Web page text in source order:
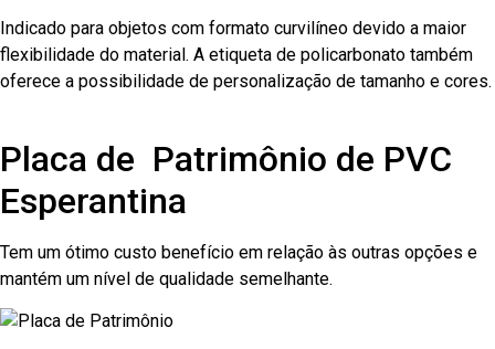
Indicado para objetos com formato curvilíneo devido a maior
flexibilidade do material. A etiqueta de policarbonato também
oferece a possibilidade de personalização de tamanho e cores.
Placa de Patrimônio de PVC
Esperantina
Tem um ótimo custo benefício em relação às outras opções e
mantém um nível de qualidade semelhante.